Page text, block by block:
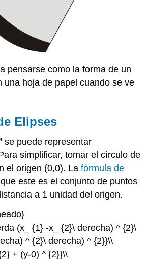
pensarse como la forma de un
una hoja de papel cuando se ve
Elipses
se puede representar
simplificar, tomar el círculo de
el origen (0,0). Lafórmula de
este es el conjunto de puntos
a 1 unidad del origen.
(x_ {1} -x_ {2}\ derecha) ^ {2}\
^ {2}\ derecha) ^ {2}}\\
+ (y-0) ^ {2}}\\